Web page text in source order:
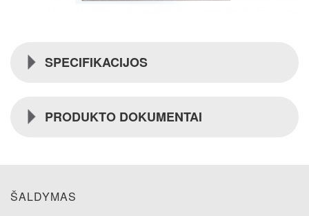
SPECIFIKACIJOS
PRODUKTO DOKUMENTAI
ŠALDYMAS